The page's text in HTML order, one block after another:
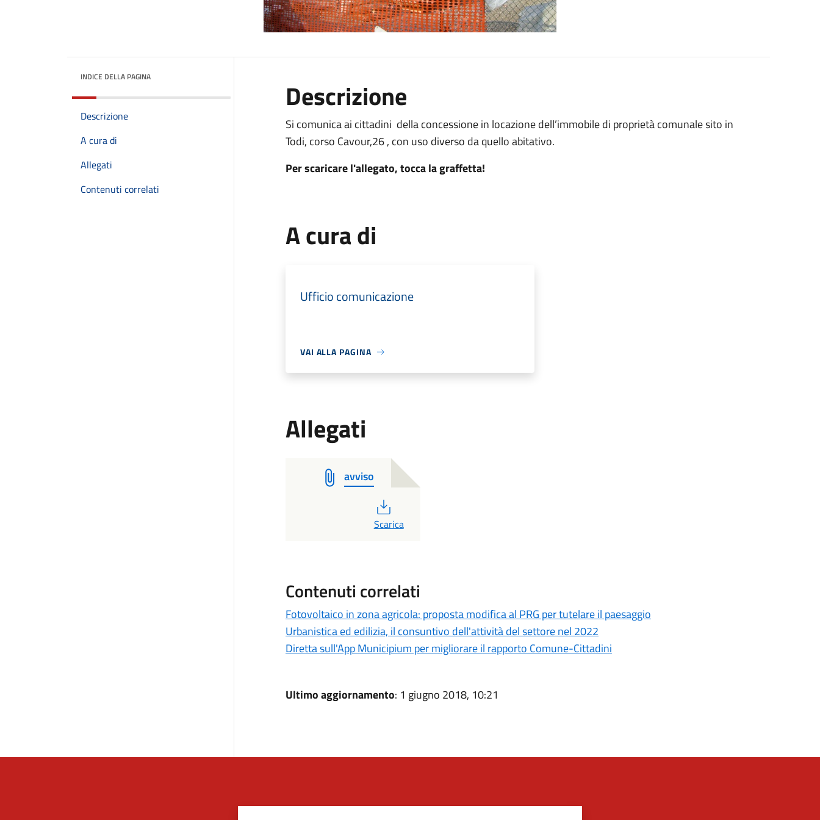
INDICE DELLA PAGINA
Descrizione
A cura di
Allegati
Contenuti correlati
Descrizione
Si comunica ai cittadini della concessione in locazione dell’immobile di proprietà comunale sito in
Todi, corso Cavour,26 , con uso diverso da quello abitativo.
Per scaricare l'allegato, tocca la graffetta!
A cura di
Ufficio comunicazione
VAI ALLA PAGINA
Allegati
avviso
PDF
Scarica
Contenuti correlati
Fotovoltaico in zona agricola: proposta modifica al PRG per tutelare il paesaggio
Urbanistica ed edilizia, il consuntivo dell'attività del settore nel 2022
Diretta sull'App Municipium per migliorare il rapporto Comune-Cittadini
Ultimo aggiornamento: 1 giugno 2018, 10:21